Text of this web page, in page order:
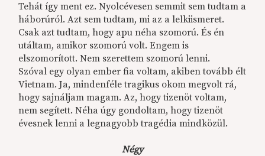
Tehát így ment ez. Nyolcévesen semmit sem tudtam a
háborúról. Azt sem tudtam, mi az a lelkiismeret.
Csak azt tudtam, hogy apu néha szomorú. És én
utáltam, amikor szomorú volt. Engem is
elszomorított. Nem szerettem szomorú lenni.
Szóval egy olyan ember fia voltam, akiben tovább élt
Vietnam. Ja, mindenféle tragikus okom megvolt rá,
hogy sajnáljam magam. Az, hogy tizenöt voltam,
nem segített. Néha úgy gondoltam, hogy tizenöt
évesnek lenni a legnagyobb tragédia mindközül.
Négy